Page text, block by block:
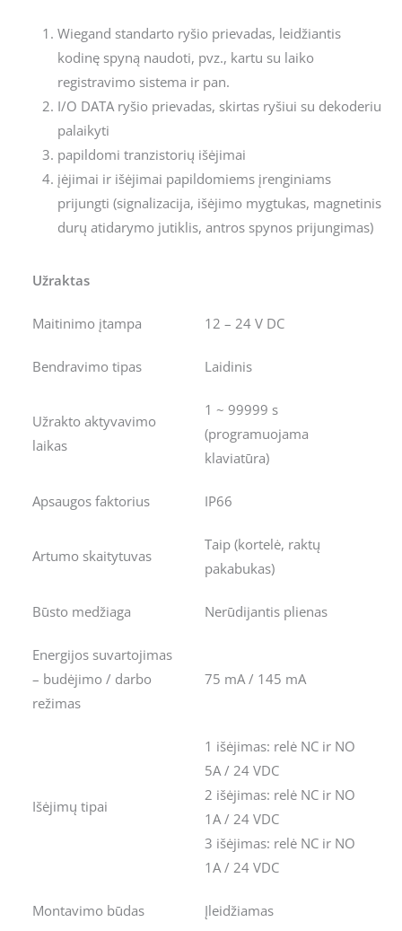
Wiegand standarto ryšio prievadas, leidžiantis
kodinę spyną naudoti, pvz., kartu su laiko
registravimo sistema ir pan.
I/O DATA ryšio prievadas, skirtas ryšiui su dekoderiu
palaikyti
papildomi tranzistorių išėjimai
įėjimai ir išėjimai papildomiems įrenginiams
prijungti (signalizacija, išėjimo mygtukas, magnetinis
durų atidarymo jutiklis, antros spynos prijungimas)
Užraktas
Maitinimo įtampa 12 – 24 V DC
Bendravimo tipas Laidinis
Užrakto aktyvavimo
laikas
1 ~ 99999 s
(programuojama
klaviatūra)
Apsaugos faktorius IP66
Artumo skaitytuvas
Taip (kortelė, raktų
pakabukas)
Būsto medžiaga Nerūdijantis plienas
Energijos suvartojimas
– budėjimo / darbo
režimas
75 mA / 145 mA
Išėjimų tipai
1 išėjimas: relė NC ir NO
5A / 24 VDC
2 išėjimas: relė NC ir NO
1A / 24 VDC
3 išėjimas: relė NC ir NO
1A / 24 VDC
Montavimo būdas Įleidžiamas